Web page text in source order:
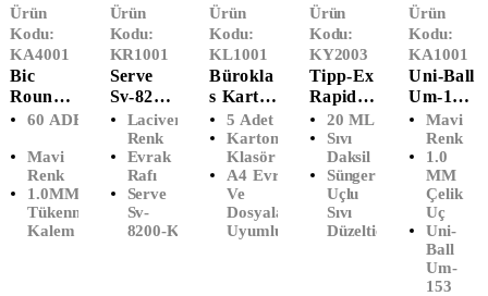
Ürün
Kodu:
KA4001
Bic
Round
Stic
Ez
Kalem
1.0MM
Mavi
(60'LI)
60 ADET
Mavi
Renk
1.0MM
Tükenmez
Kalem
Ürün
Kodu:
KR1001
Serve
Sv-8200-
K
Lacivert
Evrak
Rafı
Lacivert
Renk
Evrak
Rafı
Serve
Sv-
8200-K
Ürün
Kodu:
KL1001
Bürokla
S Karton
Klasör
Geniş
(5'Lİ)
5 Adet
Karton
Klasör
A4 Evrak
Ve
Dosyalarla
Uyumlu
Ürün
Kodu:
KY2003
Tipp-Ex
Rapid
Sıvı
Düzeltici
Daksil
(20 ML)
20 ML
Sıvı
Daksil
Sünger
Uçlu
Sıvı
Düzeltici
Ürün
Kodu:
KA1001
Uni-Ball
Um-153
Signo
Broad
İmza
Kalemi
1.0 MM
(Mavi)
Mavi
Renk
1.0
MM
Çelik
Uç
Uni-
Ball
Um-
153